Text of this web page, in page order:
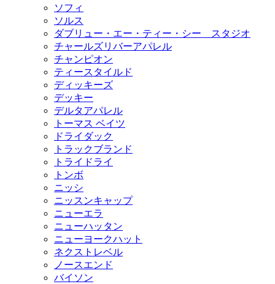
ソフィ
ソルス
ダブリュー・エー・ティー・シー スタジオ
チャールズリバーアパレル
チャンピオン
ティースタイルド
ディッキーズ
デッキー
デルタアパレル
トーマス ベイツ
ドライダック
トラックブランド
トライドライ
トンボ
ニッシ
ニッスンキャップ
ニューエラ
ニューハッタン
ニューヨークハット
ネクストレベル
ノースエンド
バイソン